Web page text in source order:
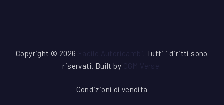
Copyright © 2026 Facile Autoricambi . Tutti i diritti sono
riservati. Built by CGM Verse
Condizioni di vendita